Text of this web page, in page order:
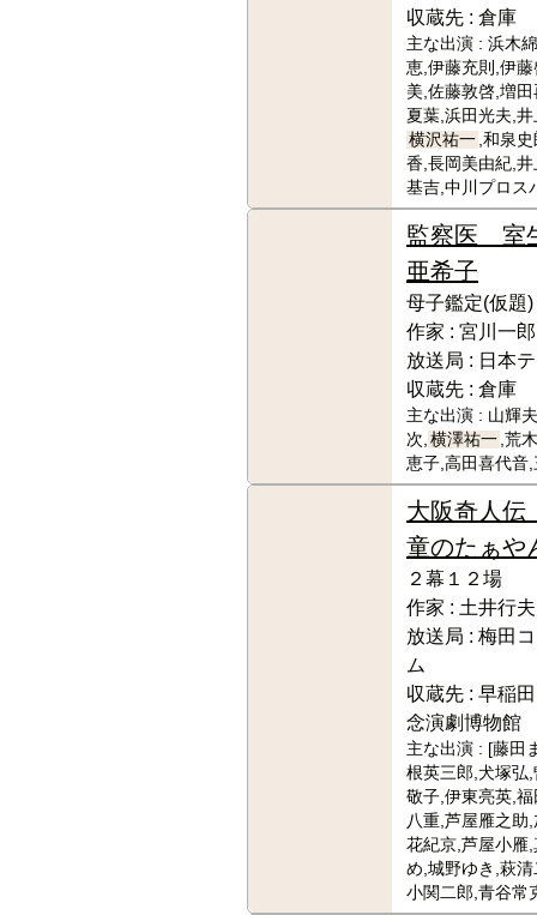
収蔵先 : 倉庫
主な出演 : 浜木
恵,伊藤充則,伊
美,佐藤敦啓,増
夏葉,浜田光夫,
横沢祐一 ,和泉
香,長岡美由紀,
基吉,中川プロス
監察医 室
亜希子
母子鑑定(仮題)
作家 : 宮川一郎
放送局 : 日本
収蔵先 : 倉庫
主な出演 : 山輝
次, 横澤祐一 ,荒
恵子,高田喜代音
大阪奇人
童のたぁや
２幕１２場
作家 : 土井行夫
放送局 : 梅田
ム
収蔵先 : 早稲
念演劇博物館
主な出演 : [藤田
根英三郎,犬塚弘
敬子,伊東亮英,
八重,芦屋雁之助
花紀京,芦屋小雁
め,城野ゆき,萩
小関二郎,青谷常